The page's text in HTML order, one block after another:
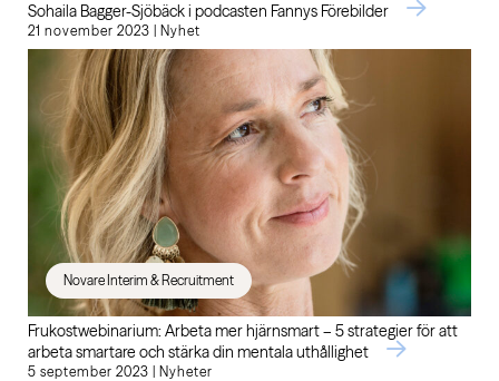
Sohaila Bagger-Sjöbäck i podcasten Fannys Förebilder
21 november 2023 | Nyhet
Novare Interim & Recruitment
Frukostwebinarium: Arbeta mer hjärnsmart – 5 strategier för att
arbeta smartare och stärka din mentala uthållighet
5 september 2023 | Nyheter